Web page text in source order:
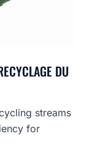
DU
streams
for